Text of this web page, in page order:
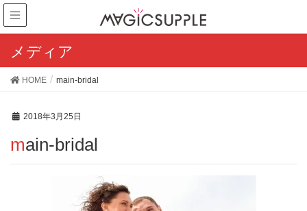
メディア
HOME main-bridal
2018年3月25日
main-bridal